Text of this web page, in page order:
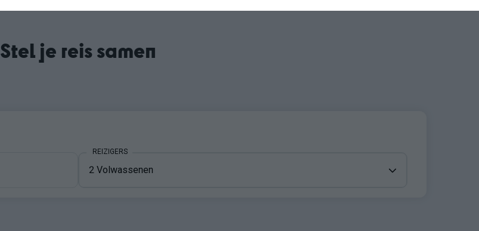
Stel je reis samen
REIZIGERS
2 Volwassenen
REIZIGERS